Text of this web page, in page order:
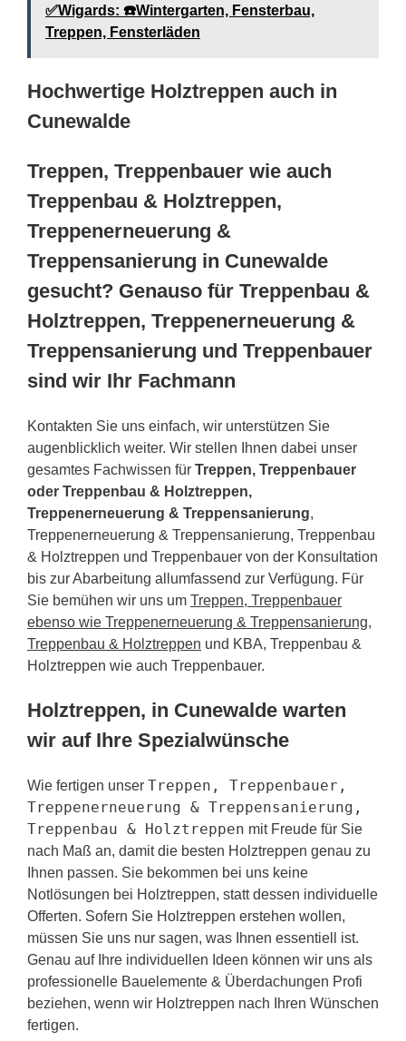
✅Wigards: ☎️Wintergarten, Fensterbau,
Treppen, Fensterläden
Hochwertige Holztreppen auch in
Cunewalde
Treppen, Treppenbauer wie auch
Treppenbau & Holztreppen,
Treppenerneuerung &
Treppensanierung in Cunewalde
gesucht? Genauso für Treppenbau &
Holztreppen, Treppenerneuerung &
Treppensanierung und Treppenbauer
sind wir Ihr Fachmann
Kontakten Sie uns einfach, wir unterstützen Sie
augenblicklich weiter. Wir stellen Ihnen dabei unser
gesamtes Fachwissen für Treppen, Treppenbauer
oder Treppenbau & Holztreppen,
Treppenerneuerung & Treppensanierung,
Treppenerneuerung & Treppensanierung, Treppenbau
& Holztreppen und Treppenbauer von der Konsultation
bis zur Abarbeitung allumfassend zur Verfügung. Für
Sie bemühen wir uns um Treppen, Treppenbauer
ebenso wie Treppenerneuerung & Treppensanierung,
Treppenbau & Holztreppen und KBA, Treppenbau &
Holztreppen wie auch Treppenbauer.
Holztreppen, in Cunewalde warten
wir auf Ihre Spezialwünsche
Wie fertigen unser Treppen, Treppenbauer,
Treppenerneuerung & Treppensanierung,
Treppenbau & Holztreppen mit Freude für Sie
nach Maß an, damit die besten Holztreppen genau zu
Ihnen passen. Sie bekommen bei uns keine
Notlösungen bei Holztreppen, statt dessen individuelle
Offerten. Sofern Sie Holztreppen erstehen wollen,
müssen Sie uns nur sagen, was Ihnen essentiell ist.
Genau auf Ihre individuellen Ideen können wir uns als
professionelle Bauelemente & Überdachungen Profi
beziehen, wenn wir Holztreppen nach Ihren Wünschen
fertigen.